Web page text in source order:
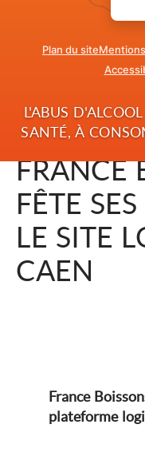
Plan du site
L'ABUS
SANTÉ, À
FRANCE
FÊTE
LE SITE
CAEN
France
plateforme